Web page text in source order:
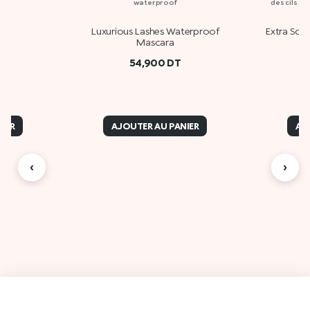
waterproof
Luxurious Lashes Waterproof
Mascara
54,900 DT
AJOUTER AU PANIER
des cils
Extra
‹ ›